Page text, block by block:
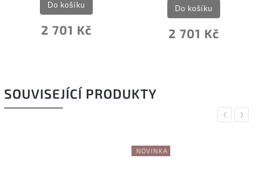
2 701 Kč
Do košíku
3 432 Kč
Do košíku
SOUVISEJÍCÍ PRODUKTY
Previous
Next